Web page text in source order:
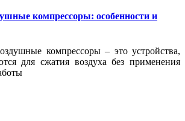
компрессоры: особенности и
компрессоры – это устройства,
для сжатия воздуха без применения